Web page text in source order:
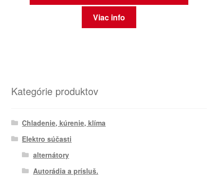
Viac info
Kategórie produktov
Chladenie, kúrenie, klíma
Elektro súčasti
alternátory
Autorádia a prísluš.